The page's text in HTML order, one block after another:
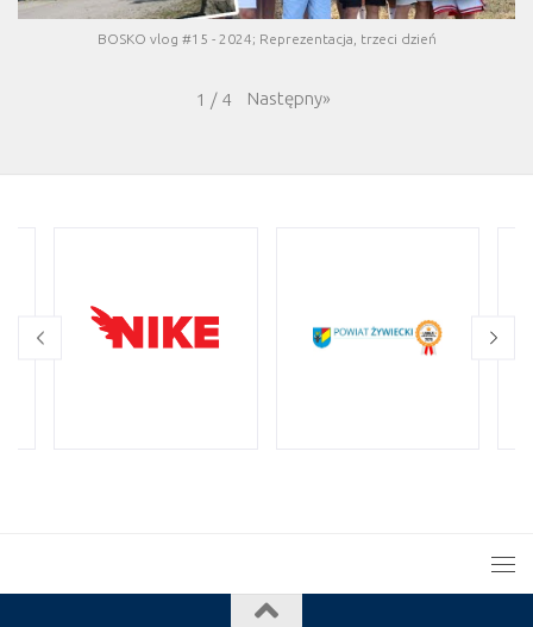
BOSKO vlog #15 - 2024; Reprezentacja, trzeci dzień
1 / 4 Następny»